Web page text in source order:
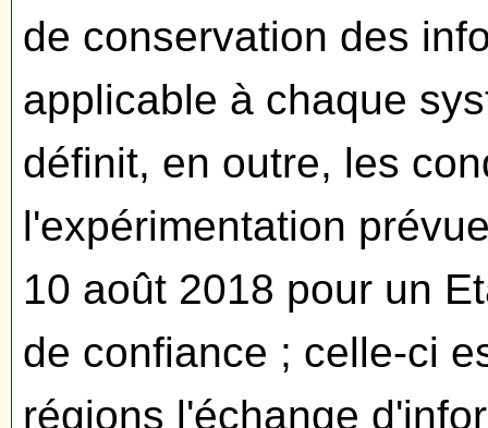
de conservation des
applicable à chaque
définit, en outre, les
l'expérimentation
10 août 2018 pour un
de confiance ; celle-ci
régions l'échange